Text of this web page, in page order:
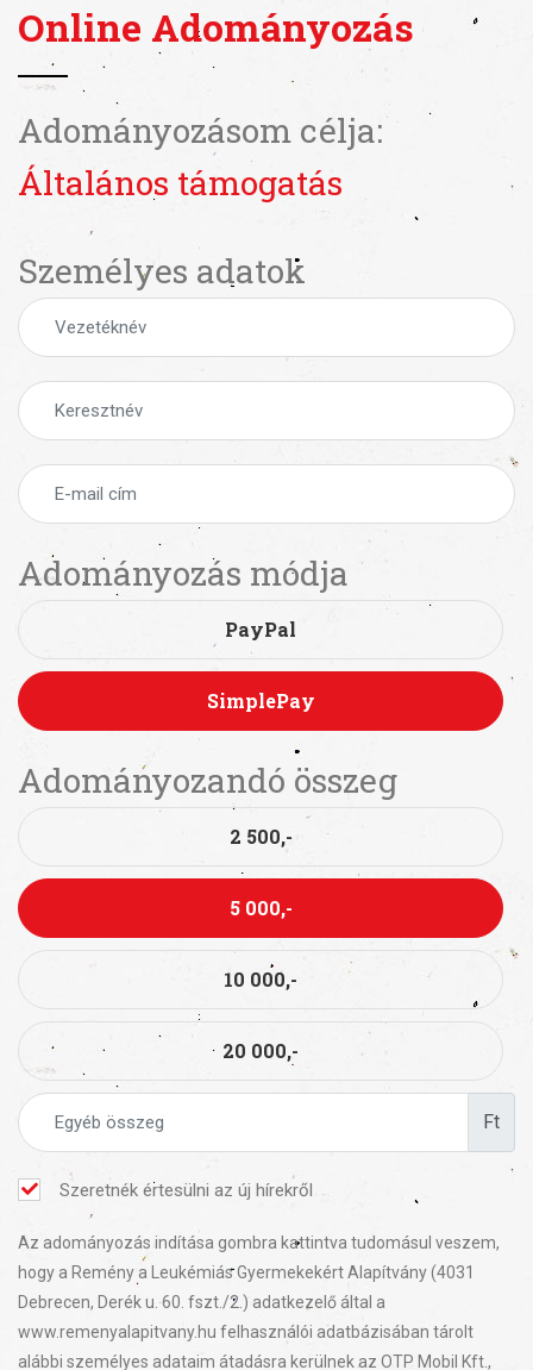
Online Adományozás
Adományozásom célja:
Általános támogatás
Személyes adatok
Adományozás módja
PayPal
SimplePay
Adományozandó összeg
2 500,-
5 000,-
10 000,-
20 000,-
Ft
Szeretnék értesülni az új hírekről
Az adományozás indítása gombra kattintva tudomásul veszem,
hogy a Remény a Leukémiás Gyermekekért Alapítvány (4031
Debrecen, Derék u. 60. fszt./2.) adatkezelő által a
www.remenyalapitvany.hu felhasználói adatbázisában tárolt
alábbi személyes adataim átadásra kerülnek az OTP Mobil Kft.,